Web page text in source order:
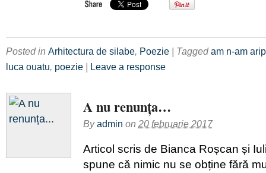
Posted in Arhitectura de silabe, Poezie | Taggedam n-am
luca ouatu, poezie | Leave a response
A nu renunța…
Byadmin on 20 februarie 2017
Articol scris de Bianca Roșcan și
spune că nimic nu se obține fără